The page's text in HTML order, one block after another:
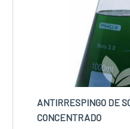
ANTIRRESPINGO DE
CONCENTRADO